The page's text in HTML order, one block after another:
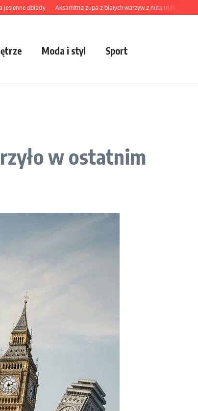
obiady Aksamitna zupa z białych warzyw z nutą truflową
Moda i styl Sport
w ostatnim